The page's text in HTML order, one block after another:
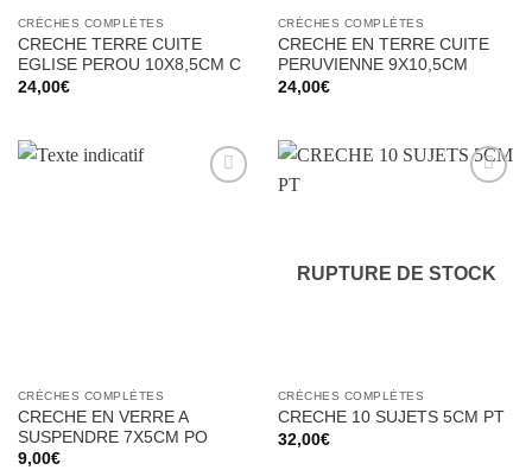
CRÈCHES COMPLÈTES
CRECHE TERRE CUITE
EGLISE PEROU 10X8,5CM C
24,00€
CRÈCHES COMPLÈTES
CRECHE EN TERRE CUITE
PERUVIENNE 9X10,5CM
24,00€
CRÈCHES COMPLÈTES
CRECHE EN VERRE A
SUSPENDRE 7X5CM PO
9,00€
RUPTURE DE STOCK
CRÈCHES COMPLÈTES
CRECHE 10 SUJETS 5CM PT
32,00€